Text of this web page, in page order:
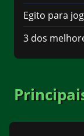
Egito para
3 dos